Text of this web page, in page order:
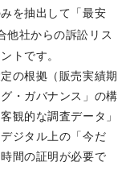
を抽出して「最安
他社からの訴訟リス
トです。
の根拠（販売実績期
・ガバナンス」の構
観的な調査データ」
ジタル上の「今だ
間の証明が必要で